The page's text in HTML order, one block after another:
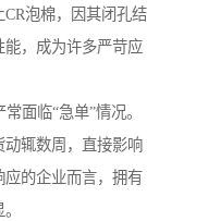
泡棉，因其闭孔结
，成为许多严苛应
面临“急单”情况。
辄数周，直接影响
应的企业而言，拥有